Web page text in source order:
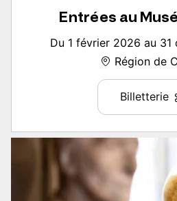
Entrées au
Du 1 février 2026 au
Région de
Billetterie